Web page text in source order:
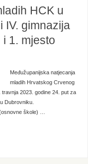
HCK u
IV. gimnazija
1. mjesto
Međužupanijska natjecanja
mladih Hrvatskog Crvenog
2023. godine 24. put za
Dubrovniku.
škole) …